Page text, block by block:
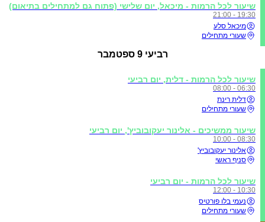
שיעור לכל הרמות - מיכאל, יום שלישי (פתוח גם למתחילים בתיאום)
19:30 - 21:00
מיכאל סלע
שעורי מתחילים
רביעי 9 ספטמבר
שיעור לכל הרמות - דלית, יום רביעי
06:30 - 08:00
דלית רינת
שעורי מתחילים
שיעור ממשיכים - אלינור יעקובוביץ', יום רביעי
08:30 - 10:00
אלינור יעקובוביץ'
סניף ראשי
שיעור לכל הרמות - יום רביעי
10:30 - 12:00
נעמי בלו פורטיס
שעורי מתחילים